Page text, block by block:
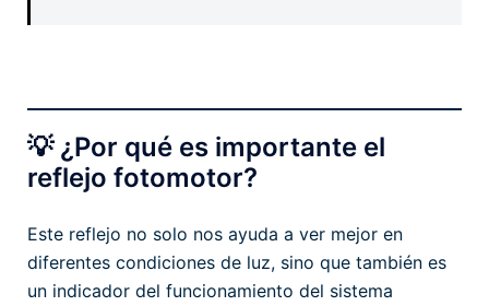
💡 ¿Por qué es importante el
reflejo fotomotor?
Este reflejo no solo nos ayuda a ver mejor en
diferentes condiciones de luz, sino que también es
un indicador del funcionamiento del sistema